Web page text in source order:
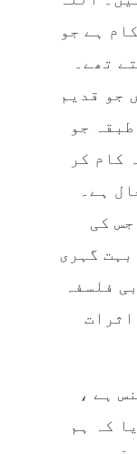
ہے جو
تھے۔
جو قدیم
جو
کام کر
ہے۔
کی
بہت گہری
فلسفہ
ہے ،
کہ ہم